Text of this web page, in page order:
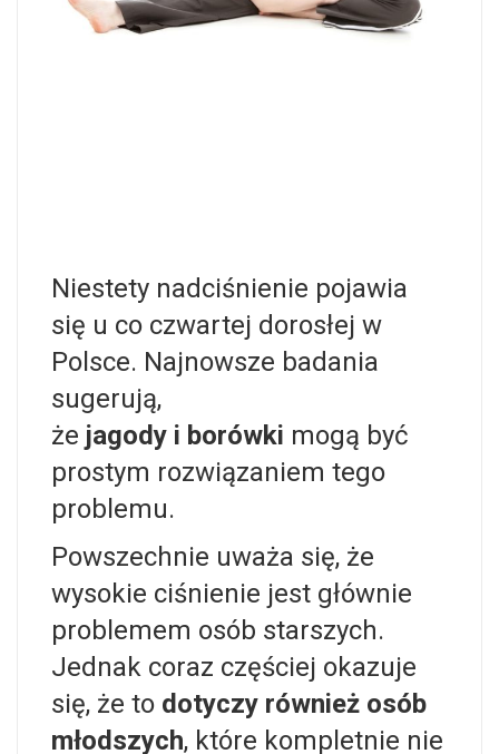
Niestety nadciśnienie pojawia
się u co czwartej dorosłej w
Polsce. Najnowsze badania
sugerują,
że jagody i borówki mogą być
prostym rozwiązaniem tego
problemu.
Powszechnie uważa się, że
wysokie ciśnienie jest głównie
problemem osób starszych.
Jednak coraz częściej okazuje
się, że to dotyczy również osób
młodszych, które kompletnie nie